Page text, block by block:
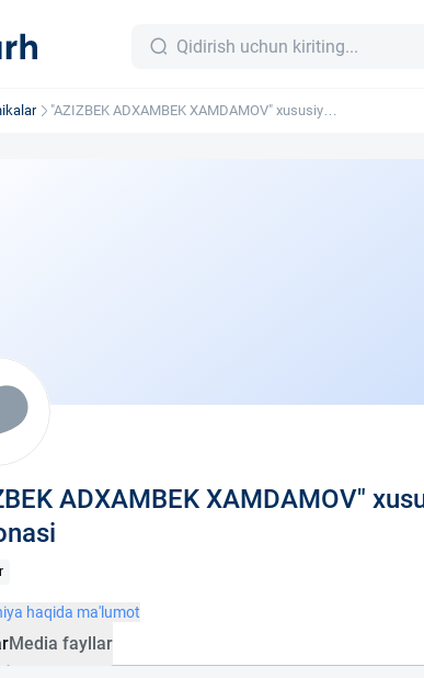
"AZIZBEK ADXAMBEK XAMDAMOV" xususiy
ADXAMBEK XAMDAMOV"
haqida ma'lumot
Media fayllar